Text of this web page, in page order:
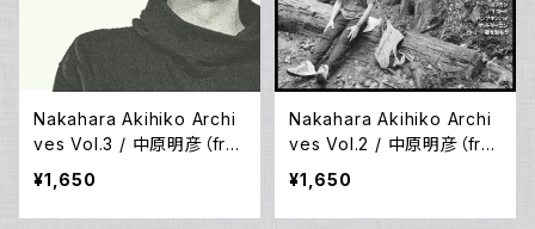
Nakahara Akihiko Archi
ves Vol.3 / 中原明彦（fro
m ロクセンチ）
¥1,650
Nakahara Akihiko Archi
ves Vol.2 / 中原明彦（fro
m ロクセンチ）
¥1,650